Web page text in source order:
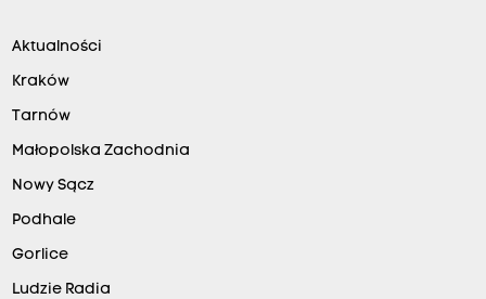
Aktualności
Kraków
Tarnów
Małopolska Zachodnia
Nowy Sącz
Podhale
Gorlice
Ludzie Radia